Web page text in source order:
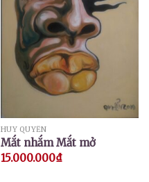
HUY QUYỂN
Mắt nhắm Mắt mở
15.000.000₫